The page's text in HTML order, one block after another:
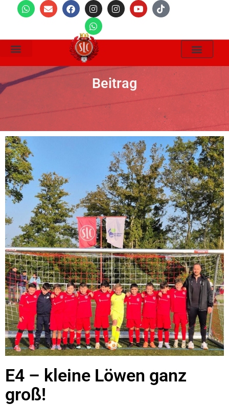
Beitrag
E4 – kleine Löwen ganz
groß!